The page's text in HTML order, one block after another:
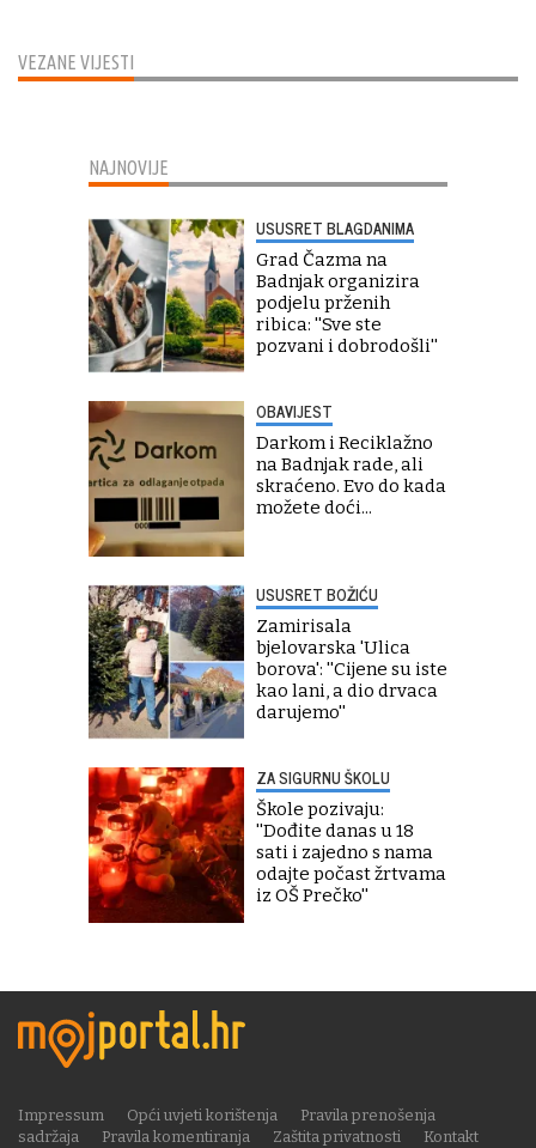
VEZANE VIJESTI
NAJNOVIJE
USUSRET BLAGDANIMA
Grad Čazma na
Badnjak organizira
podjelu prženih
ribica: ''Sve ste
pozvani i dobrodošli''
OBAVIJEST
Darkom i Reciklažno
na Badnjak rade, ali
skraćeno. Evo do kada
možete doći...
USUSRET BOŽIĆU
Zamirisala
bjelovarska 'Ulica
borova': ''Cijene su iste
kao lani, a dio drvaca
darujemo''
ZA SIGURNU ŠKOLU
Škole pozivaju:
''Dođite danas u 18
sati i zajedno s nama
odajte počast žrtvama
iz OŠ Prečko''
Impressum Opći uvjeti korištenja
Pravila prenošenja
sadržaja
Pravila komentiranja Zaštita privatnosti
Kontakt